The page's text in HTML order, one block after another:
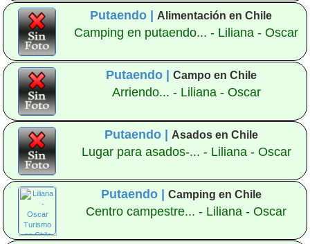
Putaendo |Alimentación en Chile
Camping en putaendo... - Liliana - Oscar
Putaendo | Campo en Chile
Arriendo... - Liliana - Oscar
Putaendo | Asados en Chile
Lugar para asados-... - Liliana - Oscar
Putaendo | Camping en Chile
Centro campestre... - Liliana - Oscar